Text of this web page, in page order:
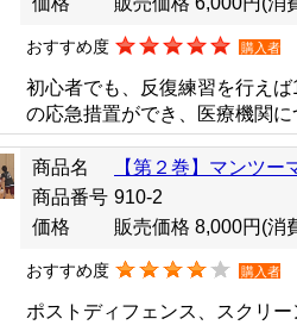
おすすめ度 購入者
初心者でも、反復練習を行え
の応急措置ができ、医療機関
商品名
【第２巻】マンツ
商品番号 910-2
価格
販売価格 8,000円 (消
おすすめ度 購入者
ポストディフェンス、スクリ